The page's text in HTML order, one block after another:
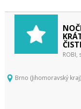
ROBI,
Brno (Jihomoravský kraj)